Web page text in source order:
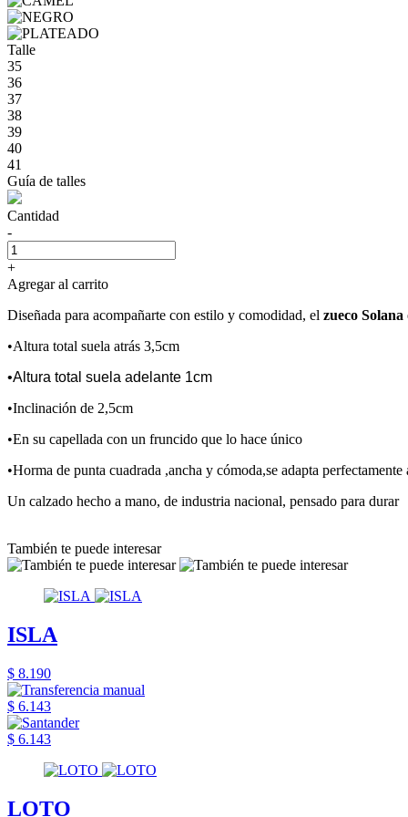
Talle
35
36
37
38
39
40
41
Guía de talles
Cantidad
-
+
Agregar al carrito
Diseñada para acompañarte con estilo y comodidad, el zueco Solana
•Altura total suela atrás 3,5cm
•Altura total suela adelante 1cm
•Inclinación de 2,5cm
•En su capellada con un fruncido que lo hace único
•Horma de punta cuadrada ,ancha y cómoda,se adapta perfectamente
Un calzado hecho a mano, de industria nacional, pensado para durar
También te puede interesar
ISLA
$ 8.190
$ 6.143
$ 6.143
LOTO